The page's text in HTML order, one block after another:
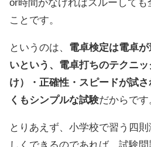
or時間がなければスルーしても
ことです。
というのは、 電卓検定は電卓
いという、電卓打ちのテクニ
け）・正確性・スピードが試
くもシンプルな試験だからです
とりあえず、小学校で習う四